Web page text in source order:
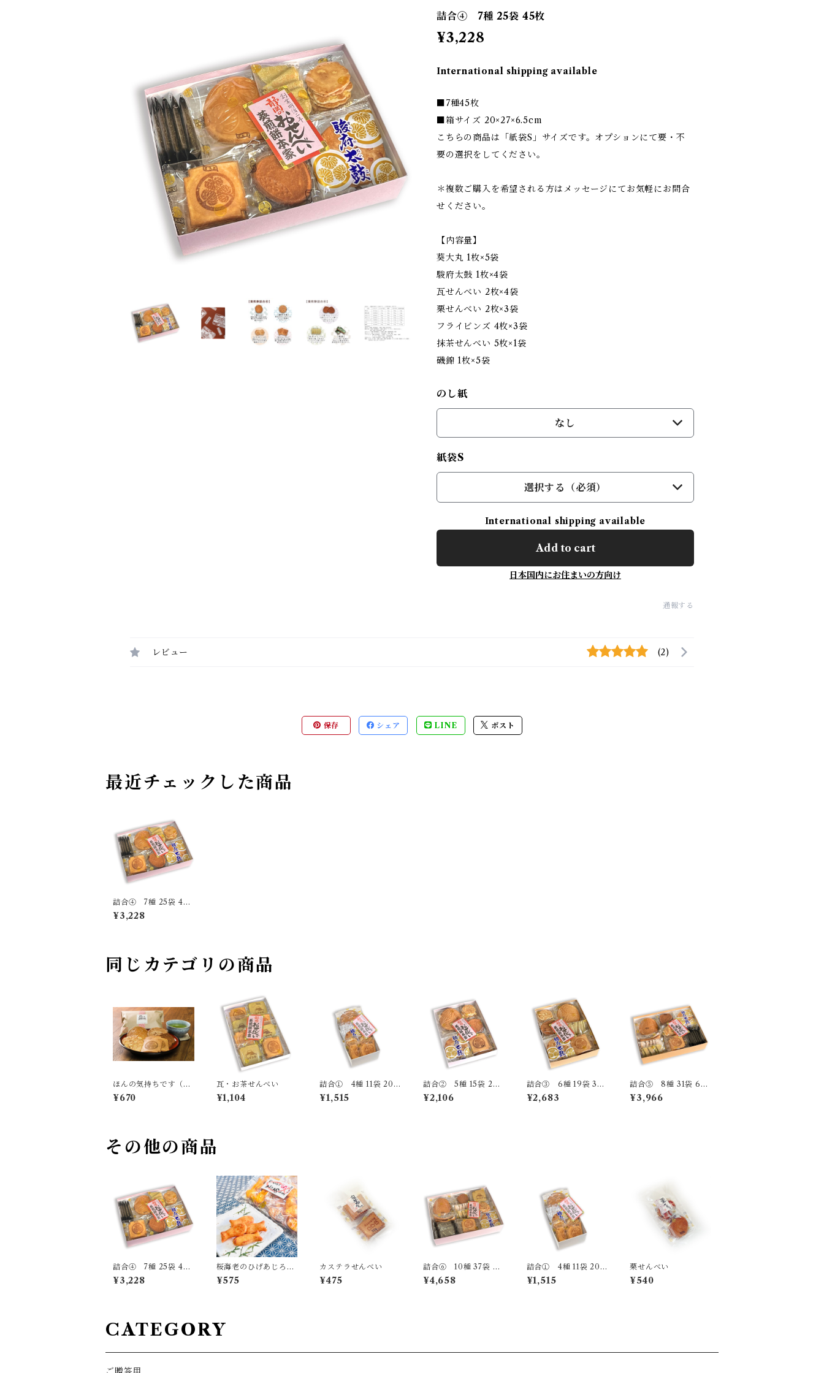
詰合④ 7種 25袋 45枚
¥3,228
International shipping available
■7種45枚
■箱サイズ 20×27×6.5cm
こちらの商品は「紙袋S」サイズです。オプションにて要・不
要の選択をしてください。
＊複数ご購入を希望される方はメッセージにてお気軽にお問合
せください。
【内容量】
葵大丸 1枚×5袋
駿府太鼓 1枚×4袋
瓦せんべい 2枚×4袋
栗せんべい 2枚×3袋
フライビンズ 4枚×3袋
抹茶せんべい 5枚×1袋
磯錦 1枚×5袋
のし紙
なし
紙袋S
選択する（必須）
International shipping available
Add to cart
日本国内にお住まいの方向け
通報する
レビュー (2)
保存 シェア LINE ポスト
最近チェックした商品
詰合④ 7種 25袋 45
枚
¥3,228
同じカテゴリの商品
ほんの気持ちです（5
種）
¥670
瓦・お茶せんべい
¥1,104
詰合① 4種 11袋 20
枚
¥1,515
詰合② 5種 15袋 26
枚
¥2,106
詰合③ 6種 19袋 36
枚
¥2,683
詰合⑤ 8種 31袋 60
枚
¥3,966
その他の商品
詰合④ 7種 25袋 45
枚
¥3,228
桜海老のひげあじろ：
しょうゆ
¥575
カステラせんべい
¥475
詰合⑥ 10種 37袋 68
枚
¥4,658
詰合① 4種 11袋 20
枚
¥1,515
栗せんべい
¥540
CATEGORY